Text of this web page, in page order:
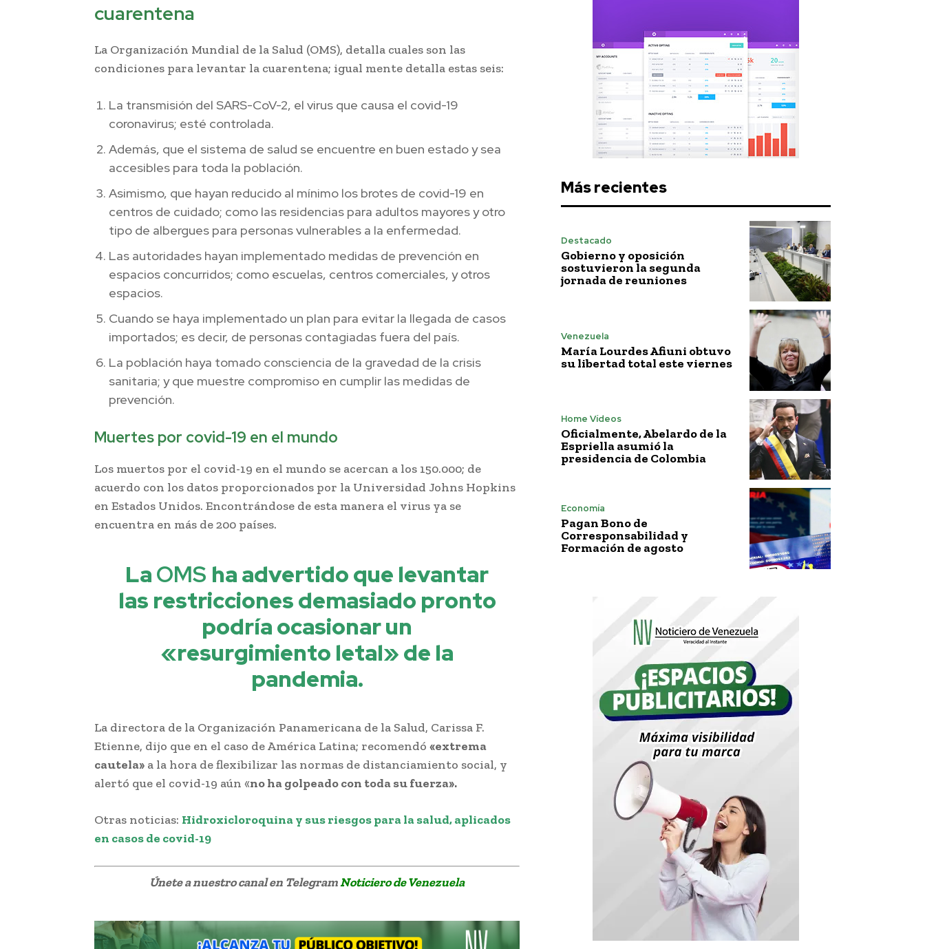
cuarentena
La Organización Mundial de la Salud (OMS), detalla cuales son las
condiciones para levantar la cuarentena; igual mente detalla estas seis:
La transmisión del SARS-CoV-2, el virus que causa el covid-19
coronavirus; esté controlada.
Además, que el sistema de salud se encuentre en buen estado y sea
accesibles para toda la población.
Asimismo, que hayan reducido al mínimo los brotes de covid-19 en
centros de cuidado; como las residencias para adultos mayores y otro
tipo de albergues para personas vulnerables a la enfermedad.
Las autoridades hayan implementado medidas de prevención en
espacios concurridos; como escuelas, centros comerciales, y otros
espacios.
Cuando se haya implementado un plan para evitar la llegada de casos
importados; es decir, de personas contagiadas fuera del país.
La población haya tomado consciencia de la gravedad de la crisis
sanitaria; y que muestre compromiso en cumplir las medidas de
prevención.
Muertes por covid-19 en el mundo
Los muertos por el covid-19 en el mundo se acercan a los 150.000; de
acuerdo con los datos proporcionados por la Universidad Johns Hopkins
en Estados Unidos. Encontrándose de esta manera el virus ya se
encuentra en más de 200 países.
LaOMS ha advertido que levantar
las restricciones demasiado pronto
podría ocasionar un
«resurgimiento letal» de la
pandemia.
La directora de la Organización Panamericana de la Salud, Carissa F.
Etienne, dijo que en el caso de América Latina; recomendó «extrema
cautela» a la hora de flexibilizar las normas de distanciamiento social, y
alertó que el covid-19 aún «no ha golpeado con toda su fuerza».
Otras noticias: Hidroxicloroquina y sus riesgos para la salud, aplicados
en casos de covid-19
Únete a nuestro canal en TelegramNoticiero de Venezuela
Más recientes
Destacado
Gobierno y oposición
sostuvieron la segunda
jornada de reuniones
Venezuela
María Lourdes Afiuni obtuvo
su libertad total este viernes
Home Vídeos
Oficialmente, Abelardo de la
Espriella asumió la
presidencia de Colombia
Economía
Pagan Bono de
Corresponsabilidad y
Formación de agosto